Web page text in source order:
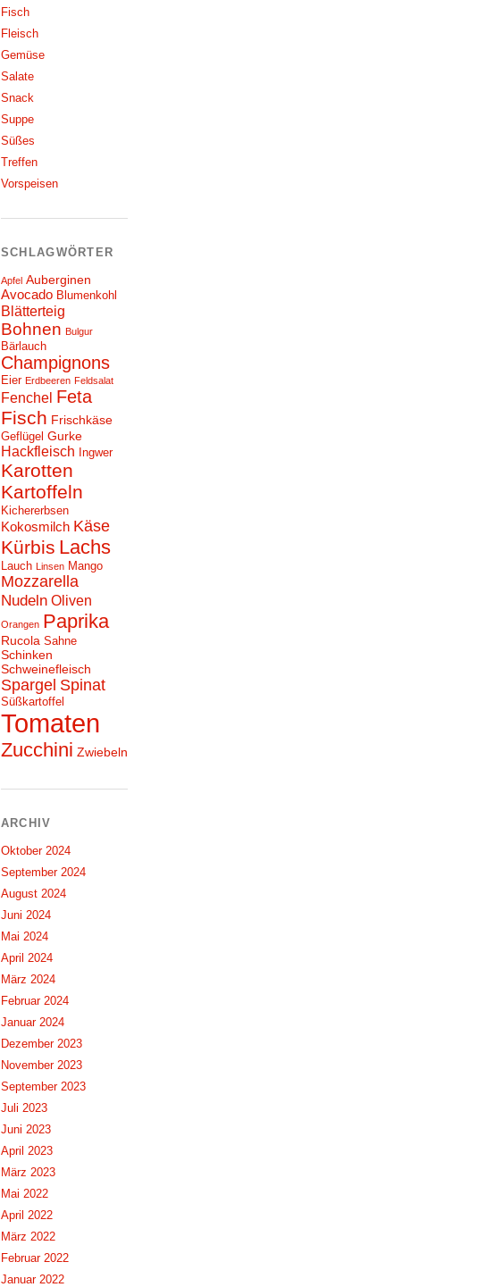
Fisch
Fleisch
Gemüse
Salate
Snack
Suppe
Süßes
Treffen
Vorspeisen
SCHLAGWÖRTER
Apfel Auberginen
Avocado Blumenkohl
Blätterteig
Bohnen Bulgur
Bärlauch
Champignons
Eier Erdbeeren Feldsalat
Fenchel Feta
Fisch Frischkäse
Geflügel Gurke
Hackfleisch Ingwer
Karotten
Kartoffeln
Kichererbsen
Kokosmilch Käse
Kürbis Lachs
Lauch Linsen Mango
Mozzarella
Nudeln Oliven
Orangen Paprika
Rucola Sahne
Schinken
Schweinefleisch
Spargel Spinat
Süßkartoffel
Tomaten
Zucchini Zwiebeln
ARCHIV
Oktober 2024
September 2024
August 2024
Juni 2024
Mai 2024
April 2024
März 2024
Februar 2024
Januar 2024
Dezember 2023
November 2023
September 2023
Juli 2023
Juni 2023
April 2023
März 2023
Mai 2022
April 2022
März 2022
Februar 2022
Januar 2022